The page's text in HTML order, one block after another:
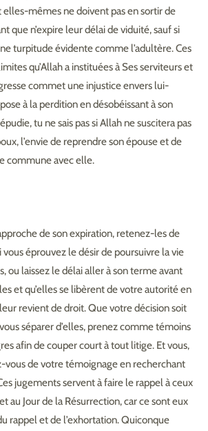
mêmes ne doivent pas en sortir de
que n’expire leur délai de viduité, sauf si
turpitude évidente comme l’adultère. Ces
qu’Allah a instituées à Ses serviteurs et
commet une injustice envers lui-
à la perdition en désobéissant à son
tu ne sais pas si Allah ne suscitera pas
l’envie de reprendre son épouse et de
commune avec elle.
de son expiration, retenez-les de
éprouvez le désir de poursuivre la vie
ou laissez le délai aller à son terme avant
et qu’elles se libèrent de votre autorité en
revient de droit. Que votre décision soit
séparer d’elles, prenez comme témoins
afin de couper court à tout litige. Et vous,
vous de votre témoignage en recherchant
jugements servent à faire le rappel à ceux
au Jour de la Résurrection, car ce sont eux
rappel et de l’exhortation. Quiconque